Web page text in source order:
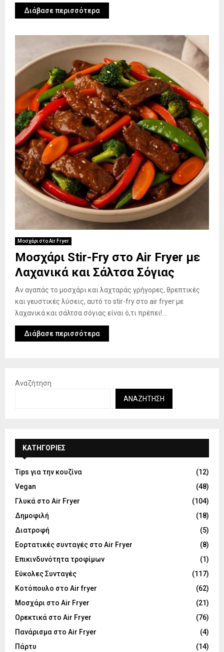
Διάβασε περισσότερα
Μοσχάρι στο Air Fryer
Μοσχάρι Stir-Fry στο Air Fryer με
Λαχανικά και Σάλτσα Σόγιας
Αν αγαπάς το μοσχάρι και λαχταράς γρήγορες, θρεπτικές
και γευστικές λύσεις, αυτό το stir-fry στο air fryer με
λαχανικά και σάλτσα σόγιας είναι ό,τι πρέπει!...
Διάβασε περισσότερα
Αναζήτηση
ΑΝΑΖΉΤΗΣΗ
KΑΤΗΓΟΡΊΕΣ
Tips για την κουζίνα
(12)
Vegan
(48)
Γλυκά στο Air Fryer
(104)
Δημοφιλή
(18)
Διατροφή
(5)
Εορτατικές συνταγές στο Air Fryer
(8)
Επικινδυνότητα τροφίμων
(1)
Εύκολες Συνταγές
(117)
Κοτόπουλο στο Air fryer
(62)
Μοσχάρι στο Air Fryer
(21)
Ορεκτικά στο Air Fryer
(76)
Πανάρισμα στο Air Fryer
(4)
Πάρτυ
(14)